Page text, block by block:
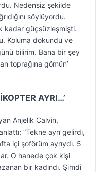
Nedensiz şekilde
söylüyordu.
kadar güçsüzleşmişti.
Koluma dokundu ve
bilirim. Bana bir şey
toprağına gömün’
AYRI…’
Anjelik Calvin,
”Tekne ayrı gelirdi,
içi şoförüm ayrıydı. 5
O hanede çok kişi
bir kadındı. Şimdi